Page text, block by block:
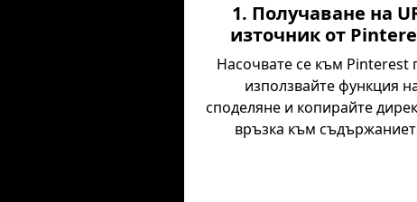
1. Получаване на
източник от
Насочвате се към Pinterest
използвайте функция
споделяне и копирайте
връзка към